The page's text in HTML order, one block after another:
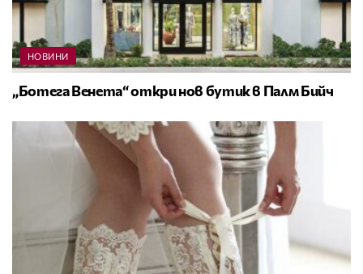
НОВИНИ
„Ботега Венета“ откри нов бутик в Палм Бийч